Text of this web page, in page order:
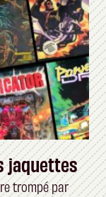
jaquettes
trompé par